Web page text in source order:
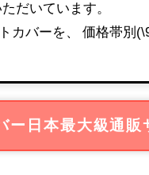
だいています。
カバーを、 価格帯別
ー日本最大級通販